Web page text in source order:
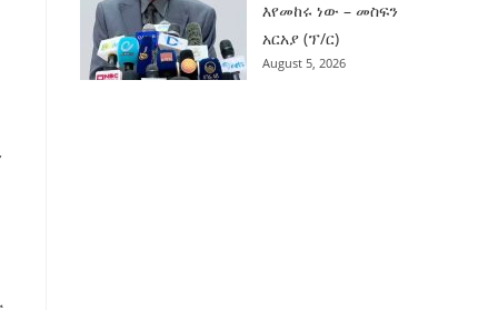
እየመከሩ ነው – መስፍን
አርአያ (ፕ/ር)
August 5, 2026